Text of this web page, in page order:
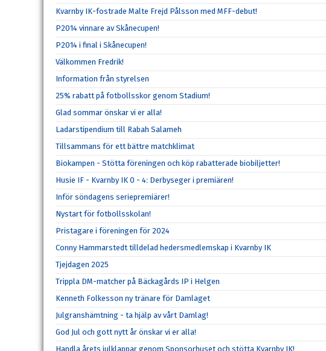
Kvarnby IK-fostrade Malte Frejd Pålsson med MFF-debut!
P2014 vinnare av Skånecupen!
P2014 i final i Skånecupen!
Välkommen Fredrik!
Information från styrelsen
25% rabatt på fotbollsskor genom Stadium!
Glad sommar önskar vi er alla!
Ladarstipendium till Rabah Salameh
Tillsammans för ett bättre matchklimat
Biokampen - Stötta föreningen och köp rabatterade biobiljetter!
Husie IF - Kvarnby IK 0 - 4: Derbyseger i premiären!
Inför söndagens seriepremiärer!
Nystart för fotbollsskolan!
Pristagare i föreningen för 2024
Conny Hammarstedt tilldelad hedersmedlemskap i Kvarnby IK
Tjejdagen 2025
Trippla DM-matcher på Bäckagårds IP i Helgen
Kenneth Folkesson ny tränare för Damlaget
Julgranshämtning - ta hjälp av vårt Damlag!
God Jul och gott nytt år önskar vi er alla!
Handla årets julklappar genom Sponsorhuset och stötta Kvarnby IK!